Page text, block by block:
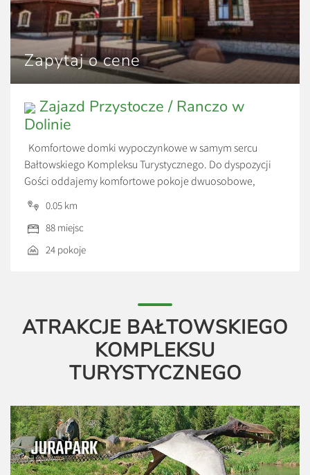
Zapytaj o cene
Zajazd Przystocze / Ranczo w
Dolinie
Komfortowe domki wypoczynkowe w samym sercu
Bałtowskiego Kompleksu Turystycznego. Do dyspozycji
Gości oddajemy komfortowe pokoje dwuosobowe,
przestronne studia oraz pokoje typu hostelowego. Cena
ustalana indywidualnie w zależności od standardu oraz
liczby gości.
0.05 km
88 miejsc
24 pokoje
ATRAKCJE BAŁTOWSKIEGO
KOMPLEKSU
TURYSTYCZNEGO